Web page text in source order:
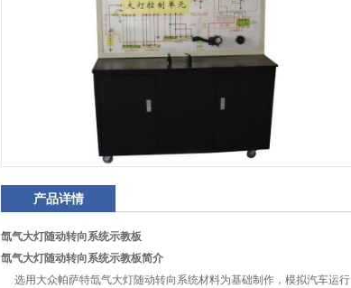
产品详情
氙气大灯随动转向系统示教板
氙气大灯随动转向系统示教板简介
选用大众帕萨特氙气大灯随动转向系统材料为基础制作，模拟汽车运